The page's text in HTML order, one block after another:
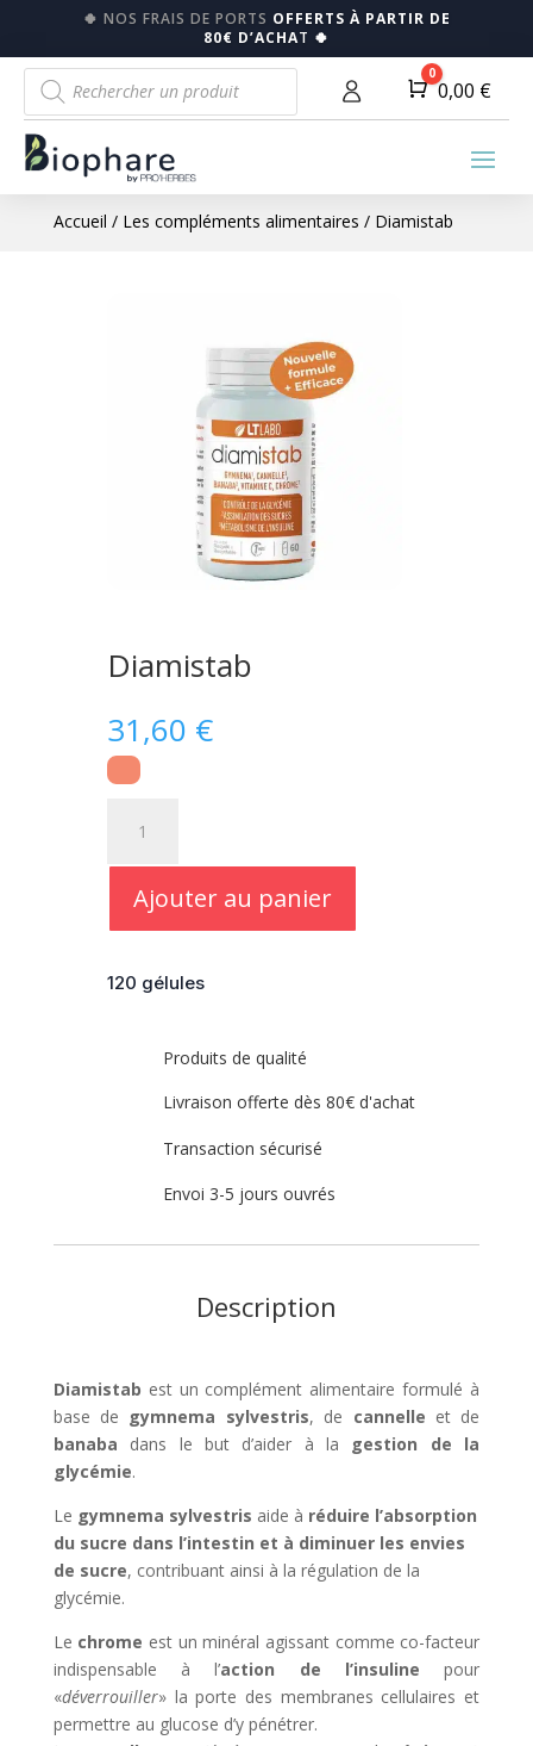
🍀 NOS FRAIS DE PORTS OFFERTS À PARTIR DE
80€ D’ACHAT 🍀
Recherche
de
produits
Panier
0
0,00 €
Accueil / Les compléments alimentaires / Diamistab
Diamistab
31,60 €
Diamistab
Ajouter au panier
120 gélules
Produits de qualité
Livraison offerte dès 80€ d'achat
Transaction sécurisé
Envoi 3-5 jours ouvrés
Description
Diamistab est un complément alimentaire formulé à
base de gymnema sylvestris, de cannelle et de
banaba dans le but d’aider à la gestion de la
glycémie.
Le gymnema sylvestris aide à réduire l’absorption
du sucre dans l’intestin et à diminuer les envies
de sucre, contribuant ainsi à la régulation de la
glycémie.
Le chrome est un minéral agissant comme co-facteur
indispensable à l’action de l’insulinepour
«déverrouiller» la porte des membranes cellulaires et
permettre au glucose d’y pénétrer.